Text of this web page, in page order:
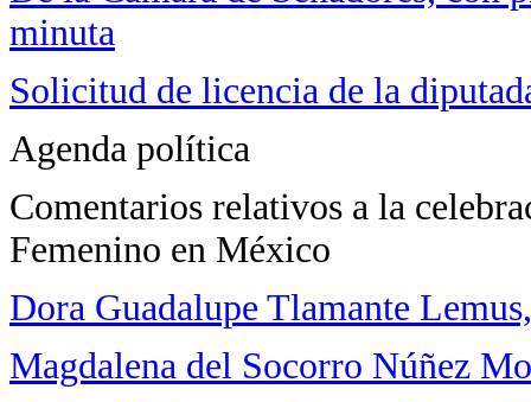
minuta
Solicitud de licencia de la
Agenda política
Comentarios relativos a la
Femenino en México
Dora Guadalupe Tlamante
Magdalena del Socorro Núñez